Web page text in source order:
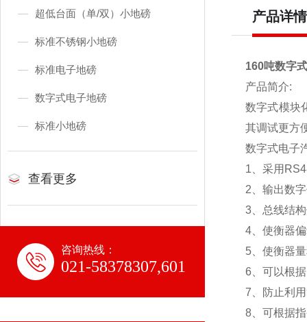
超低台面（单/双）小地磅
标准不锈钢小地磅
标准电子地磅
数字式电子地磅
标准小地磅
查看更多
咨询热线：
021-58378307,601
产品详情
160吨数字
产品简介:
数字式模块
其调试更方
数字式电子
1 、采用
2 、输出数
3 、总线结
4 、使衡器
5 、使衡器
6 、可以根
7 、防止利
8 、可根据